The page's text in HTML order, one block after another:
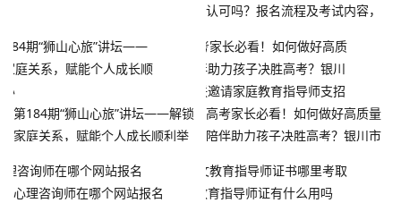
认可吗？报名流程及考试内容，
第184期“狮山心旅”讲坛——解锁
家庭关系，赋能个人成长顺利举
高考家长必看！如何做好高质量
陪伴助力孩子决胜高考？银川市
心理咨询师在哪个网站报名